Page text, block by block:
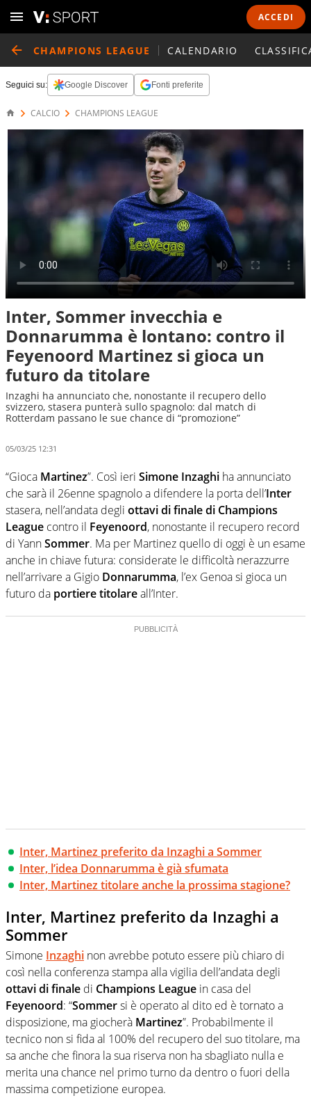
ACCEDI
CHAMPIONS LEAGUE CALENDARIO
Seguici su: Google Discover Fonti preferite
CALCIO CHAMPIONS LEAGUE
Inter, Sommer invecchia e
Donnarumma è lontano: contro il
Feyenoord Martinez si gioca un
futuro da titolare
Inzaghi ha annunciato che, nonostante il recupero dello
svizzero, stasera punterà sullo spagnolo: dal match di
Rotterdam passano le sue chance di “promozione”
05/03/25 12:31
“Gioca Martinez”. Così ieri Simone Inzaghi ha annunciato
che sarà il 26enne spagnolo a difendere la porta dell’Inter
stasera, nell’andata degli ottavi di finale di Champions
League contro il Feyenoord, nonostante il recupero record
di YannSommer. Ma per Martinez quello di oggi è un esame
anche in chiave futura: considerate le difficoltà nerazzurre
nell’arrivare a Gigio Donnarumma, l’ex Genoa si gioca un
futuro da portiere titolareall’Inter.
Inter, Martinez preferito da Inzaghi a Sommer
Inter, l’idea Donnarumma è già sfumata
Inter, Martinez titolare anche la prossima stagione?
Inter, Martinez preferito da Inzaghi a
Sommer
Simone Inzaghi non avrebbe potuto essere più chiaro di
così nella conferenza stampa alla vigilia dell’andata degli
ottavidifinale di Champions League in casa del
Feyenoord: “Sommersi è operato al dito ed è tornato a
disposizione, ma giocherà Martinez”. Probabilmente il
tecnico non si fida al 100% del recupero del suo titolare, ma
sa anche che finora la sua riserva non ha sbagliato nulla e
merita una chance nel primo turno da dentro o fuori della
massima competizione europea.